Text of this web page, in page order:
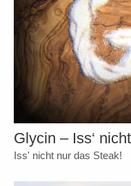
Glycin – Iss‘
Iss' nicht nur das Steak!